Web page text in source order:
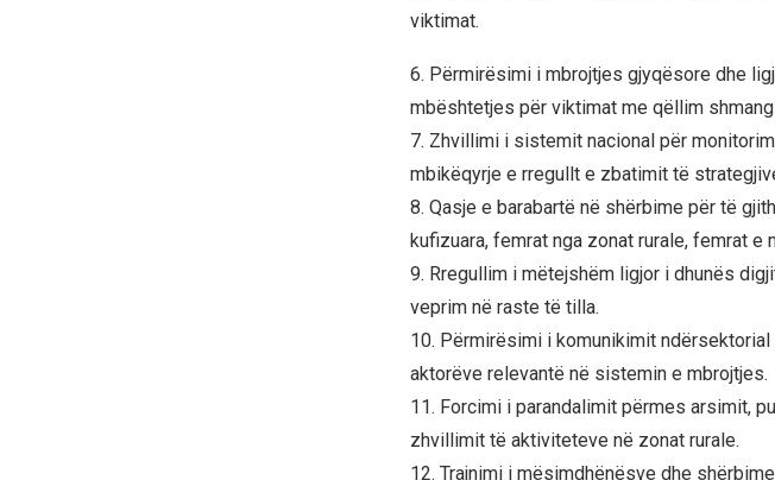
viktimat.
6. Përmirësimi i mbrojtjes gjyqësore dhe
mbështetjes për viktimat me qëllim
7. Zhvillimi i sistemit nacional për
mbikëqyrje e rregullt e zbatimit të
8. Qasje e barabartë në shërbime për të
kufizuara, femrat nga zonat rurale, femrat
9. Rregullim i mëtejshëm ligjor i dhunës
veprim në raste të tilla.
10. Përmirësimi i komunikimit
aktorëve relevantë në sistemin e mbrojtjes.
11. Forcimi i parandalimit përmes arsimit,
zhvillimit të aktiviteteve në zonat rurale.
12. Trajnimi i mësimdhënësve dhe